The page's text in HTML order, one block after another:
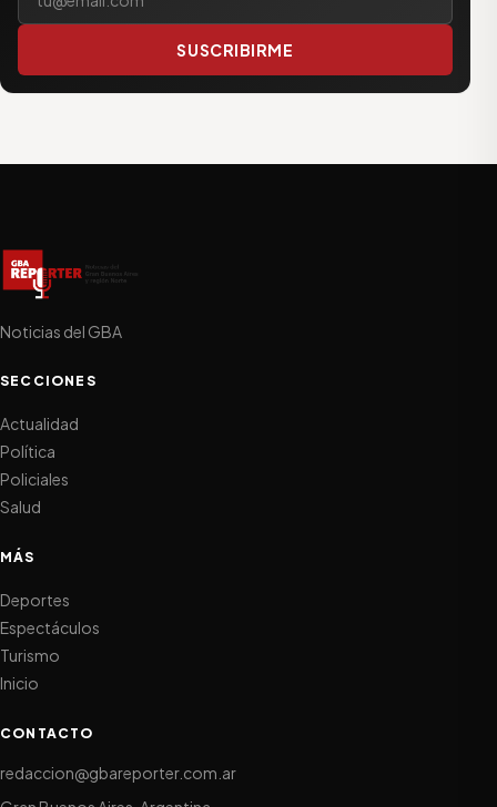
SUSCRIBIRME
Noticias del GBA
SECCIONES
Actualidad
Política
Policiales
Salud
MÁS
Deportes
Espectáculos
Turismo
Inicio
CONTACTO
redaccion@gbareporter.com.ar